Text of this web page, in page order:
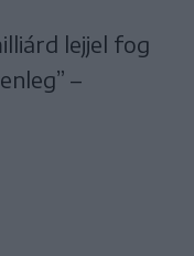
lejjel fog
–